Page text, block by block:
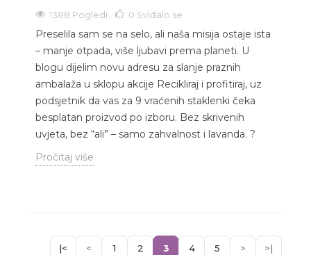
1388 Pogledi 0 Sviđalo se
Preselila sam se na selo, ali naša misija ostaje ista
– manje otpada, više ljubavi prema planeti. U
blogu dijelim novu adresu za slanje praznih
ambalaža u sklopu akcije Recikliraj i profitiraj, uz
podsjetnik da vas za 9 vraćenih staklenki čeka
besplatan proizvod po izboru. Bez skrivenih
uvjeta, bez “ali” – samo zahvalnost i lavanda. ?
Pročitaj više
|< < 1 2 3 4 5 > >|